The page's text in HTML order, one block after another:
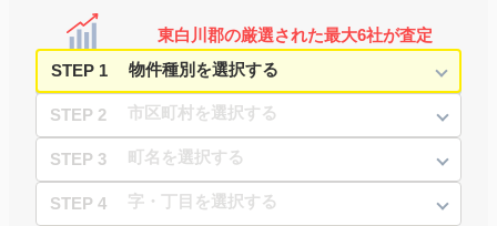
東白川郡の厳選された最大6社が査定
STEP 1
STEP 2
STEP 3
STEP 4